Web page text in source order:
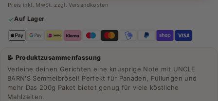
Preis inkl. MwSt. zzgl.Versandkosten
✓Auf Lager
📝 Produktzusammenfassung
Verleihe deinen Gerichten eine knusprige Note mit UNCLE
BARN'S Semmelbrösel! Perfekt für Panaden, Füllungen und
mehr Das 200g Paket bietet genug für viele köstliche
Mahlzeiten.